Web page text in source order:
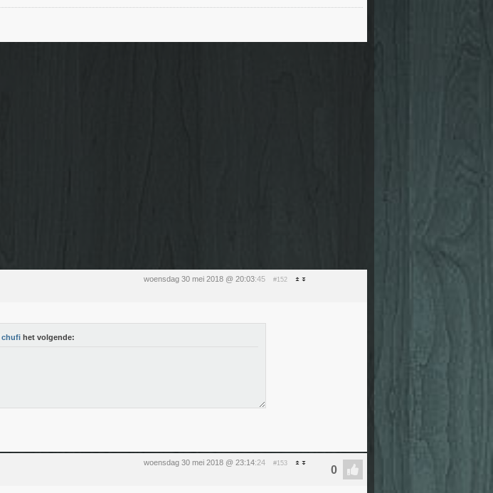
woensdag 30 mei 2018 @ 20:03:45 #152
chufi het volgende:
woensdag 30 mei 2018 @ 23:14:24 #153